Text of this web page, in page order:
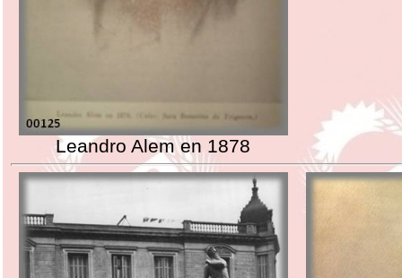
Leandro Alem en 1878